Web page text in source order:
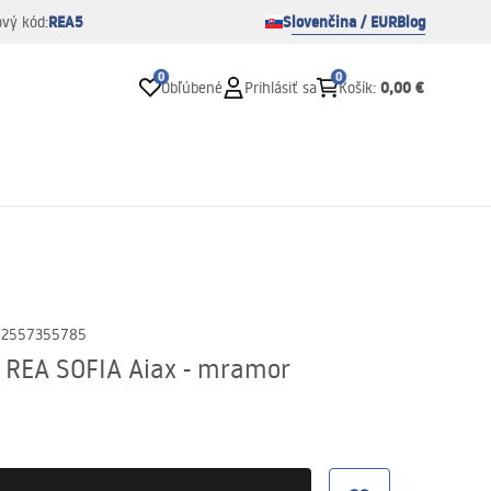
kód:REA5 Slovenčina / EURBlog
0
Obľúbené Prihlásiť sa
0
Košík: 0,00 €
SOFIA Aiax - mramor